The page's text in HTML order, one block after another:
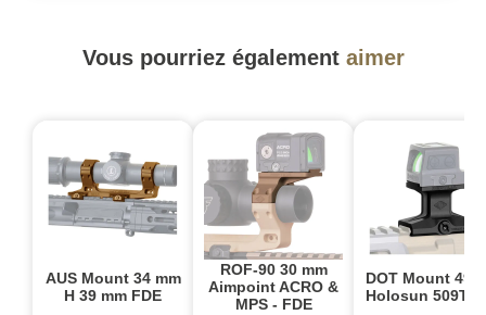
Vous pourriez également aimer
AUS Mount 34 mm
H 39 mm FDE
ROF-90 30 mm
Aimpoint ACRO &
MPS - FDE
DOT Mount 49
Holosun 509T